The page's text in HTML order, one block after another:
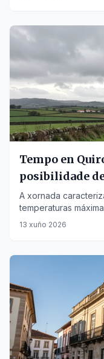
Tempo en
posibilidade
A xornada
temperaturas
humidade e da
13 xuño 2026